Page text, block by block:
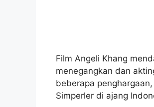
Film Angeli Khang
menegangkan dan
beberapa
Simperler di ajang